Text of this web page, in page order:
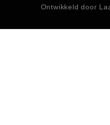
Ontwikkeld door